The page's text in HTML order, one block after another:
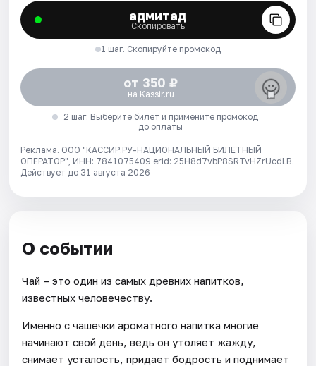
адмитад
Скопировать
1 шаг. Скопируйте промокод
от 350 ₽
на Kassir.ru
2 шаг. Выберите билет и примените промокод
до оплаты
Реклама. ООО "КАССИР.РУ-НАЦИОНАЛЬНЫЙ БИЛЕТНЫЙ
ОПЕРАТОР", ИНН: 7841075409 erid: 25H8d7vbP8SRTvHZrUcdLB.
Действует до 31 августа 2026
О событии
Чай – это один из самых древних напитков,
известных человечеству.
Именно с чашечки ароматного напитка многие
начинают свой день, ведь он утоляет жажду,
снимает усталость, придает бодрость и поднимает